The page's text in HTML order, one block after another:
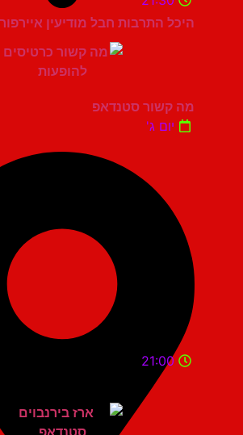
היכל התרבות חבל מודיעין איירפורט סיטי
מה קשור סטנדאפ
יום ג'
21:00